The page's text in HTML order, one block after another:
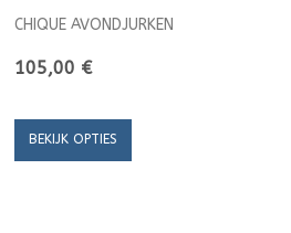
CHIQUE AVONDJURKEN
105,00 €
BEKIJK OPTIES